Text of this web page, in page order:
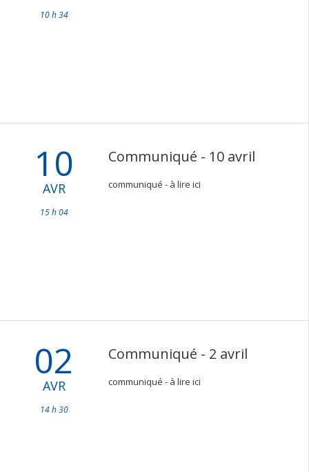
10 h 34
10
AVR
15 h 04
Communiqué - 10 avril
communiqué - à lire ici
02
AVR
14 h 30
Communiqué - 2 avril
communiqué - à lire ici